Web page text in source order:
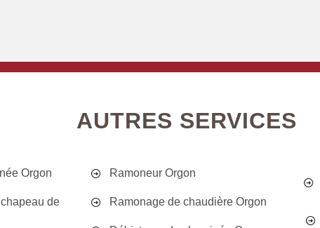
AUTRES SERVICES
Orgon
de
Ramoneur Orgon
Ramonage de chaudière Orgon